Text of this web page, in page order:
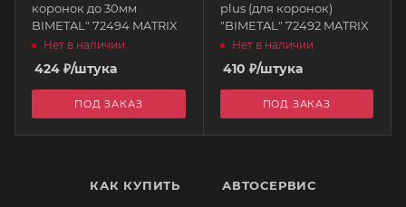
коронок до 30мм
BIMETAL" 72494 MATRIX
Нет в наличии
424 ₽/штука
ПОД ЗАКАЗ
plus (для коронок)
"BIMETAL" 72492 MATRIX
Нет в наличии
410 ₽/штука
ПОД ЗАКАЗ
КАК КУПИТЬ АВТОСЕРВИС